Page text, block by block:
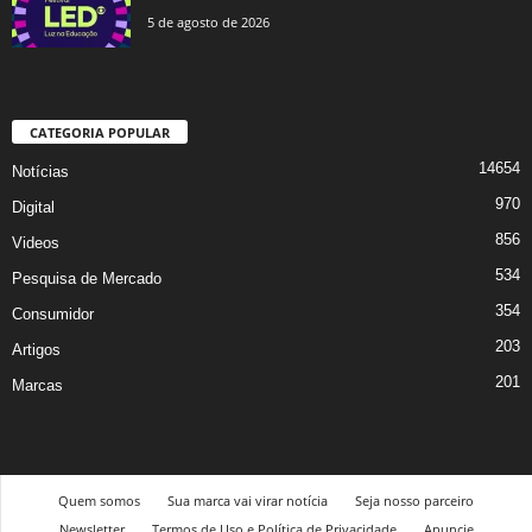
5 de agosto de 2026
CATEGORIA POPULAR
Notícias 14654
Digital 970
Videos 856
Pesquisa de Mercado 534
Consumidor 354
Artigos 203
Marcas 201
Quem somos Sua marca vai virar notícia
Seja nosso parceiro